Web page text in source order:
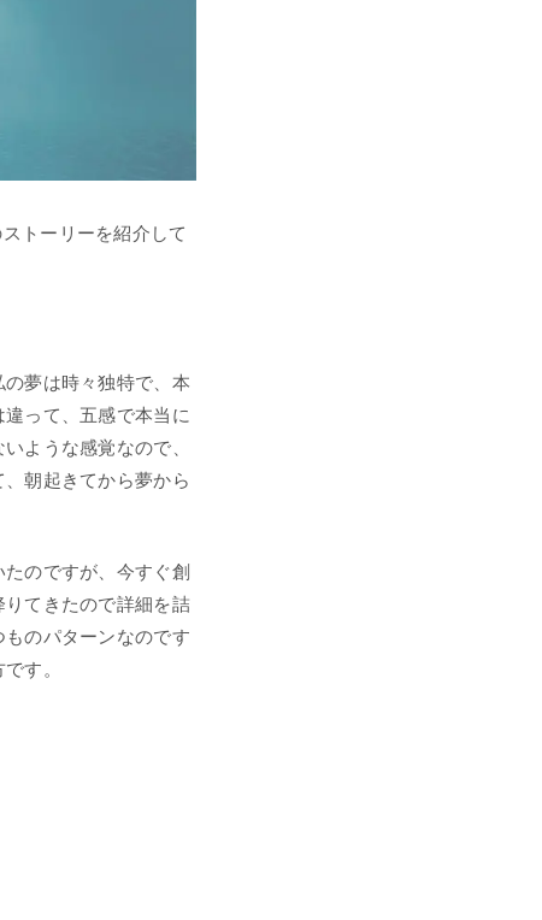
トーリーを紹介して
夢は時々独特で、本
って、五感で本当に
ような感覚なので、
朝起きてから夢から
のですが、今すぐ創
てきたので詳細を詰
のパターンなのです
す。